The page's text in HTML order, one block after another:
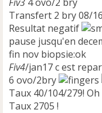
Transfert 2 bry 08/16
Resultat negatif
pause jusqu'en
fin nov biopsie:ok
Fiv4/jan17 c est
6 ovo/2bry
Taux 40/104/279!
Taux 2705 !